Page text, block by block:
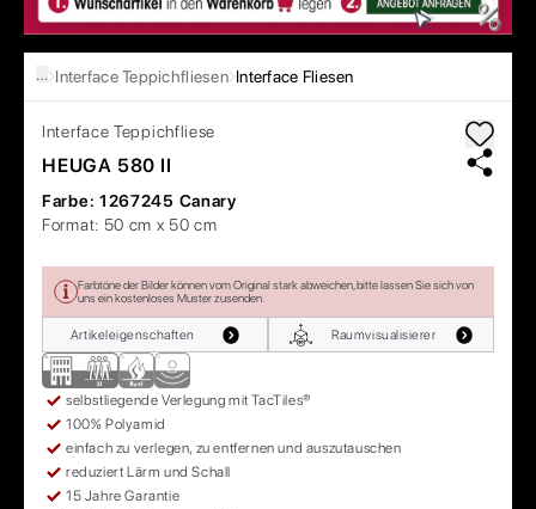
… Interface Teppichfliesen Interface Fliesen
Interface Teppichfliese
HEUGA 580 II
Farbe: 1267245 Canary
Format: 50 cm x 50 cm
Farbtöne der Bilder können vom Original stark abweichen, bitte lassen Sie sich von
uns ein kostenloses Muster zusenden.
Artikeleigenschaften Raumvisualisierer
selbstliegende Verlegung mit TacTiles®
100% Polyamid
einfach zu verlegen, zu entfernen und auszutauschen
reduziert Lärm und Schall
15 Jahre Garantie